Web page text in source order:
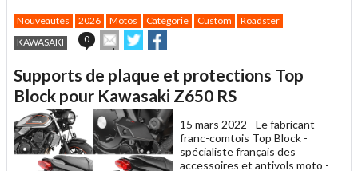
Nouveautés 2026 Motos Catégorie Custom
Roadster
KAWASAKI
0
Envoyer
cet
à
un
ami
Partager
sur sur
Supports de plaque et protections Top
Block pour Kawasaki Z650 RS
15 mars 2022 - Le fabricant
franc-comtois Top Block -
spécialiste français des
accessoires et antivols moto -